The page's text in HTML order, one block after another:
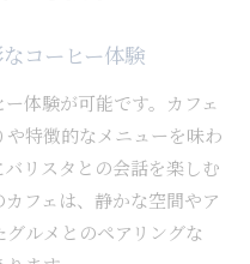
コーヒー体験
体験が可能です。カフェ
特徴的なメニューを味わ
リスタとの会話を楽しむ
フェは、静かな空間やア
ルメとのペアリングな